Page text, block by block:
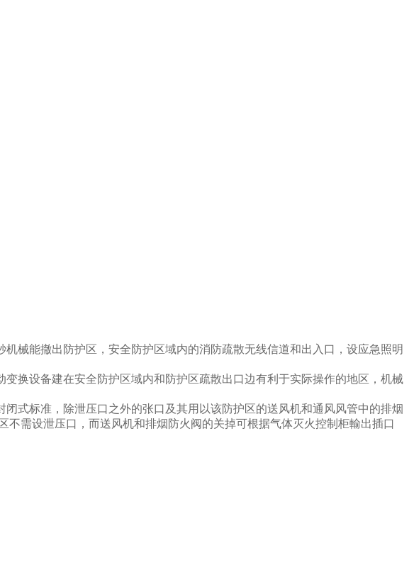
能撤出防护区，安全防护区域内的消防疏散无线信道和出入口，设应急照明
设备建在安全防护区域内和防护区疏散出口边有利于实际操作的地区，机械
标准，除泄压口之外的张口及其用以该防护区的送风机和通风风管中的排烟
需设泄压口，而送风机和排烟防火阀的关掉可根据气体灭火控制柜輸出插口